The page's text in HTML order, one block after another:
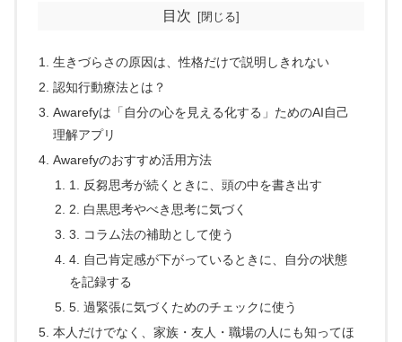
目次
生きづらさの原因は、性格だけで説明しきれない
認知行動療法とは？
Awarefyは「自分の心を見える化する」ためのAI自己
理解アプリ
Awarefyのおすすめ活用方法
1. 反芻思考が続くときに、頭の中を書き出す
2. 白黒思考やべき思考に気づく
3. コラム法の補助として使う
4. 自己肯定感が下がっているときに、自分の状態
を記録する
5. 過緊張に気づくためのチェックに使う
本人だけでなく、家族・友人・職場の人にも知ってほ